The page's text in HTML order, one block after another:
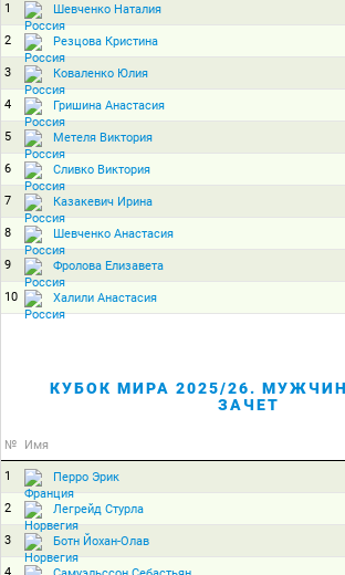
1 Шевченко Наталия
2 Резцова Кристина
3 Коваленко Юлия
4 Гришина Анастасия
5 Метеля Виктория
6 Сливко Виктория
7 Казакевич Ирина
8 Шевченко Анастасия
9 Фролова Елизавета
10 Халили Анастасия
КУБОК МИРА 2025/26.
ЗАЧЕТ
№ Имя
1 Перро Эрик
2 Легрейд Стурла
3 Ботн Йохан-Олав